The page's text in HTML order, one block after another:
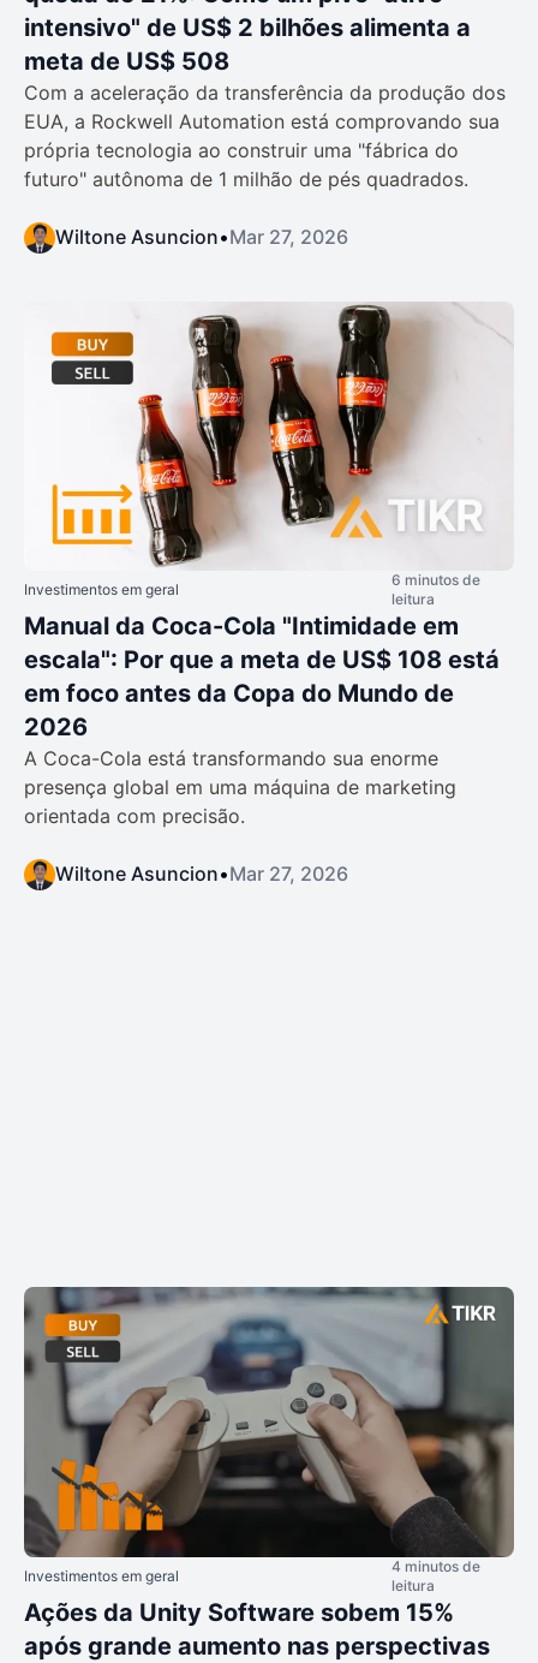
intensivo" de US$ 2 bilhões alimenta a
meta de US$ 508
Com a aceleração da transferência da produção dos
EUA, a Rockwell Automation está comprovando sua
própria tecnologia ao construir uma "fábrica do
futuro" autônoma de 1 milhão de pés quadrados.
Wiltone Asuncion•Mar 27, 2026
Investimentos em geral
6 minutos de
leitura
Manual da Coca-Cola "Intimidade em
escala": Por que a meta de US$ 108 está
em foco antes da Copa do Mundo de
2026
A Coca-Cola está transformando sua enorme
presença global em uma máquina de marketing
orientada com precisão.
Wiltone Asuncion•Mar 27, 2026
Investimentos em geral
4 minutos de
leitura
Ações da Unity Software sobem 15%
após grande aumento nas perspectivas